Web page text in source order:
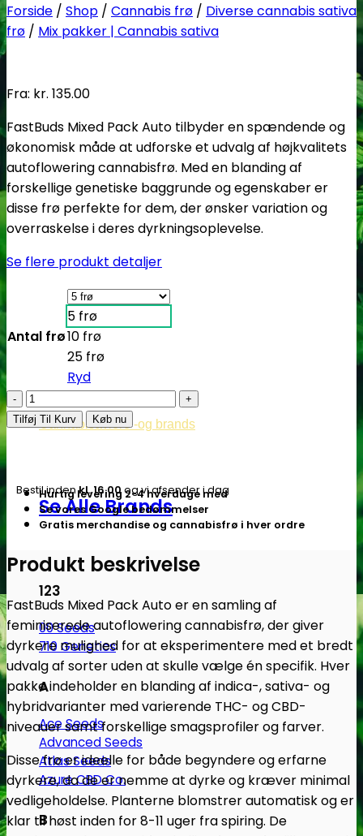
Cannabisavlere -og brands
Se Alle Brands
123
00 Seeds
710 Genetics
A
Ace Seeds
Advanced Seeds
Atlas Seeds
Azure CBD Co.
B
Forside / Shop / Cannabis frø / Diverse cannabis sativa
frø / Mix pakker | Cannabis sativa
Fra: kr. 135.00
FastBuds Mixed Pack Auto tilbyder en spændende og
økonomisk måde at udforske et udvalg af højkvalitets
autoflowering cannabisfrø. Med en blanding af
forskellige genetiske baggrunde og egenskaber er
disse frø perfekte for dem, der ønsker variation og
overraskelse i deres dyrkningsoplevelse.
Se flere produkt detaljer
Antal frø
5 frø
10 frø
25 frø
Ryd
Fastbuds
Mixed
cannabisfrø
-
antal
Tilføj Til Kurv Køb nu
Bestil indenkl. 16.00og vi afsender i dag
Hurtig levering 2-4 hverdage med
Se vores Google bedømmelser
Gratis merchandise og cannabisfrø i hver ordre
Produkt beskrivelse
FastBuds Mixed Pack Auto er en samling af
feminiserede autoflowering cannabisfrø, der giver
dyrkere mulighed for at eksperimentere med et bredt
udvalg af sorter uden at skulle vælge én specifik. Hver
pakke indeholder en blanding af indica-, sativa- og
hybridvarianter med varierende THC- og CBD-
niveauer samt forskellige smagsprofiler og farver.
Disse frø er ideelle for både begyndere og erfarne
dyrkere, da de er nemme at dyrke og kræver minimal
vedligeholdelse. Planterne blomstrer automatisk og er
klar til høst inden for 8-11 uger fra spiring. De